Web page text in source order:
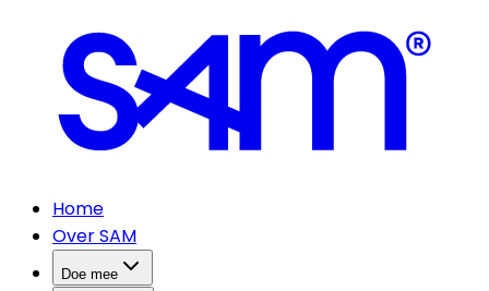
Home
Over SAM
Doe mee